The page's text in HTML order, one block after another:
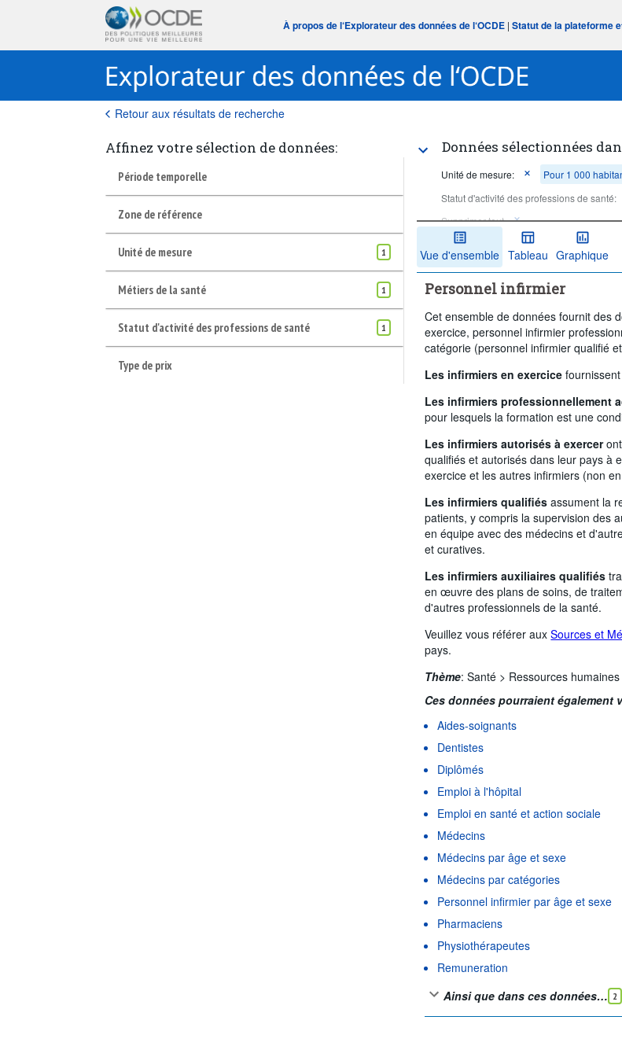
À propos de l‘Explorateur des données de l‘OCDE |Statut de la plateforme
Retour aux résultats de recherche
Affinez votre sélection de données:
Période temporelle
Zone de référence
Unité de mesure 1
Métiers de la santé 1
Statut d'activité des professions de santé 1
Type de prix
Données sélectionnées
Unité de mesure: Pour 1 000
Statut d'activité des professions de santé:
Supprimer tout
Vue d'ensemble Tableau Graphique
Personnel infirmier
Cet ensemble de données fournit des
exercice, personnel infirmier
catégorie (personnel infirmier qualifié
Les infirmiers en exercice
Les infirmiers professionnellement
pour lesquels la formation est une
Les infirmiers autorisés à exercer
qualifiés et autorisés dans leur pays à
exercice et les autres infirmiers (non
Les infirmiers qualifiés assument la
patients, y compris la supervision des
en équipe avec des médecins et
et curatives.
Les infirmiers auxiliaires qualifiés
en œuvre des plans de soins, de
d'autres professionnels de la santé.
Veuillez vous référer auxSources et
pays.
Thème:Santé > Ressources
Ces données pourraient également
Aides-soignants
Dentistes
Diplômés
Emploi à l'hôpital
Emploi en santé et action sociale
Médecins
Médecins par âge et sexe
Médecins par catégories
Personnel infirmier par âge et sexe
Pharmaciens
Physiothérapeutes
Remuneration
Ainsi que dans ces données… 2